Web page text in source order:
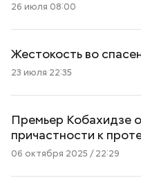
26 июля 08:00
Жестокость во
23 июля 22:35
Премьер Кобахидзе
причастности к
06 октября 2025 / 22:29